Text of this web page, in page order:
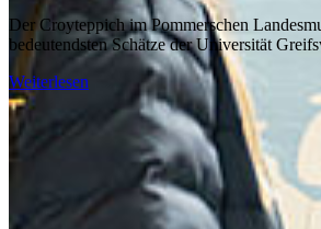
Der Croyteppich im Pommerschen
bedeutendsten Schätze der Universität
Weiterlesen